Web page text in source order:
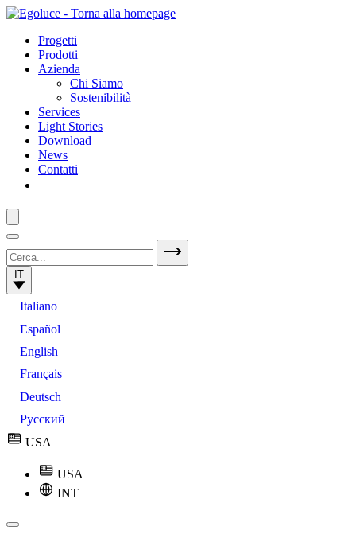
Progetti
Prodotti
Azienda
Chi Siamo
Sostenibilità
Services
Light Stories
Download
News
Contatti
IT
Italiano
Español
English
Français
Deutsch
Русский
USA
USA
INT